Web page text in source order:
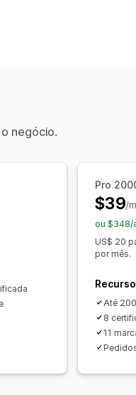
negócio.
Pro
$39/
ou $348/
US$ 20
por mês.
Até
8
11